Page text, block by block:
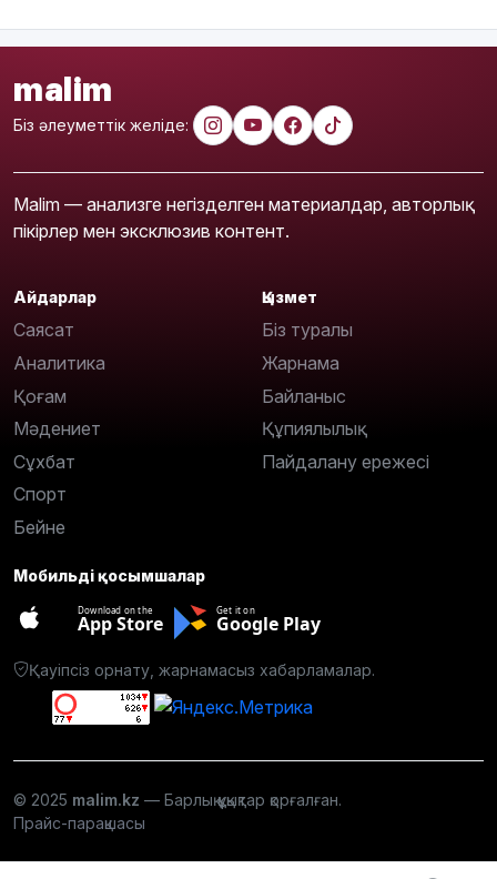
malim
Біз әлеуметтік желіде:
Malim — анализге негізделген материалдар, авторлық
пікірлер мен эксклюзив контент.
Айдарлар
Саясат
Аналитика
Қоғам
Мәдениет
Сұхбат
Спорт
Бейне
Қызмет
Біз туралы
Жарнама
Байланыс
Құпиялылық
Пайдалану ережесі
Мобильді қосымшалар
Download on the
App Store
Get it on
Google Play
Қауіпсіз орнату, жарнамасыз хабарламалар.
© 2025 malim.kz — Барлық құқықтар қорғалған.
Прайс-парақшасы